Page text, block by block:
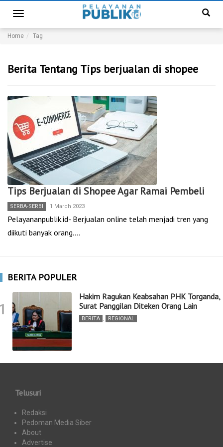
Toggle
navigation
Home Tag
Berita Tentang Tips berjualan di shopee
Tips Berjualan di Shopee Agar Ramai Pembeli
SERBA-SERBI 1 March 2023
Pelayananpublik.id- Berjualan online telah menjadi tren yang
diikuti banyak orang.…
BERITA POPULER
Hakim Ragukan Keabsahan PHK Torganda,
Surat Panggilan Diteken Orang Lain
BERITA , REGIONAL
Telusuri
Redaksi
Pedoman Media Siber
About
Advertise